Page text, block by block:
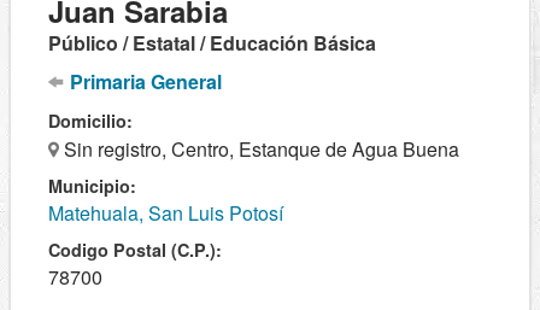
Juan Sarabia
Público / Estatal / Educación Básica
Primaria General
Domicilio:
Sin registro, Centro, Estanque de Agua Buena
Municipio:
Matehuala, San Luis Potosí
Codigo Postal (C.P.):
78700